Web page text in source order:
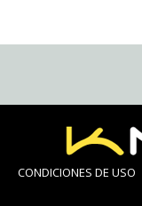
CONDICIONES DE USO